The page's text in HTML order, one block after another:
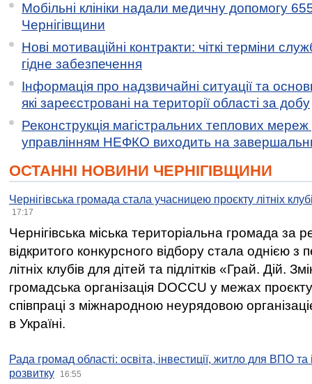
Мобільні клініки надали медичну допомогу
Чернігівщини
Нові мотиваційні контракти: чіткі терміни
гідне забезпечення
Інформація про надзвичайні ситуації та
які зареєстровані на території області за добу
Реконструкція магістральних теплових мереж
управлінням НЕФКО виходить на
ОСТАННІ НОВИНИ ЧЕРНІГІВЩИНИ
Чернігівська громада стала учасницею проєкту літніх
17:17
Чернігівська міська територіальна громада за
відкритого конкурсного відбору стала однією
літніх клубів для дітей та підлітків «Грай. Дій.
громадська організація DOCCU у межах
співпраці з міжнародною неурядовою
в Україні.
Рада громад області: освіта, інвестиції, житло для ВПО
розвитку
16:55